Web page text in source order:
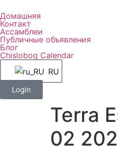
Домашняя
Контакт
Ассамблеи
Публичные объявления
Блог
Chislobog Calendar
RU
Login
Terra
02